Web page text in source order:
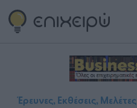
Έρευνες, Εκθέσεις, Μελέτες